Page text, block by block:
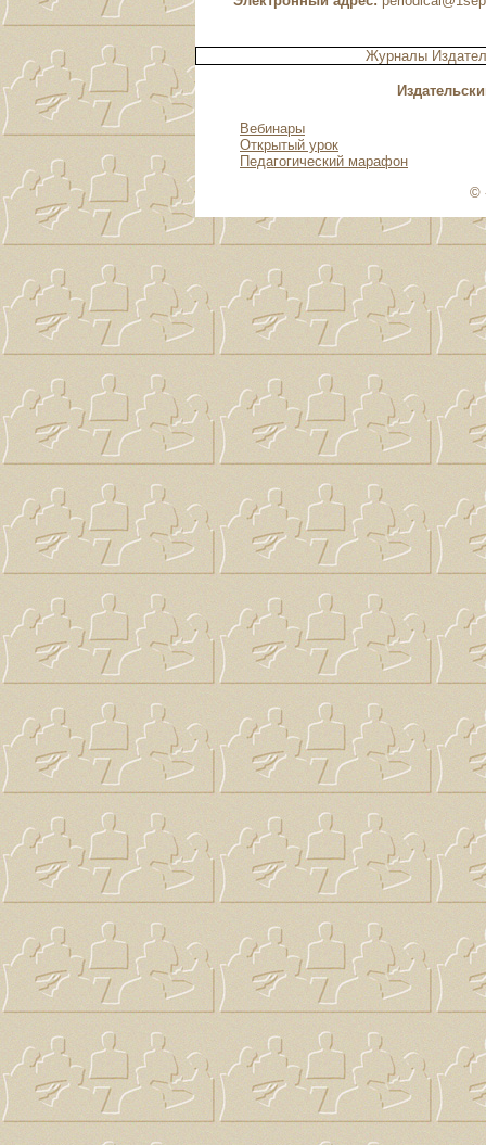
Журналы
Вебинары
Открытый урок
Педагогический марафон
©